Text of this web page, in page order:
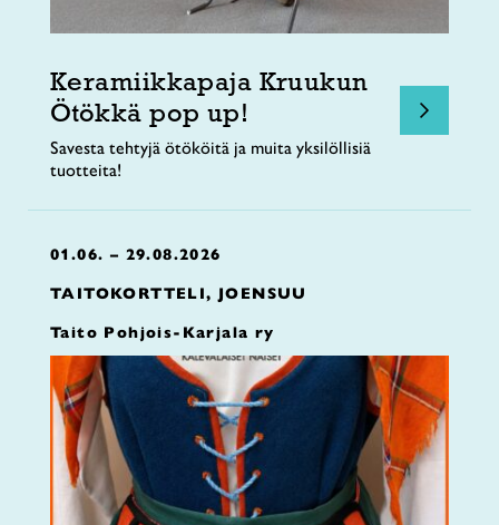
Keramiikkapaja Kruukun
Ötökkä pop up!
Savesta tehtyjä ötököitä ja muita yksilöllisiä
tuotteita!
01.06. – 29.08.2026
TAITOKORTTELI, JOENSUU
Taito Pohjois-Karjala ry